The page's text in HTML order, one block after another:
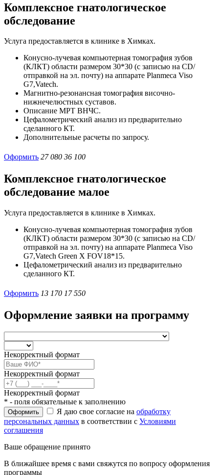
Комплексное гнатологическое
обследование
Услуга предоставляется в клинике в Химках.
Конусно-лучевая компьютерная томография зубов
(КЛКТ) области размером 30*30 (с записью на CD/
отправкой на эл. почту) на аппарате Planmeca Viso
G7,Vatech.
Магнитно-резонансная томография височно-
нижнечелюстных суставов.
Описание МРТ ВНЧС.
Цефалометрический анализ из предварительно
сделанного КТ.
Дополнительные расчеты по запросу.
Оформить 27 080 36 100
Комплексное гнатологическое
обследование малое
Услуга предоставляется в клинике в Химках.
Конусно-лучевая компьютерная томография зубов
(КЛКТ) области размером 30*30 (с записью на CD/
отправкой на эл. почту) на аппарате Planmeca Viso
G7,Vatech Green X FOV18*15.
Цефалометрический анализ из предварительно
сделанного КТ.
Оформить 13 170 17 550
Оформление заявки на программу
Некорректный формат
Некорректный формат
Некорректный формат
* - поля обязательные к заполнению
Оформить Я даю свое согласие на обработку
персональных данных в соответствии с Условиями
соглашения
Ваше обращение принято
В ближайшее время с вами свяжутся по вопросу оформления
программы